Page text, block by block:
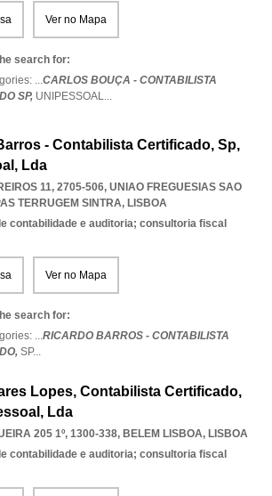
Ver no Mapa
search for:
...CARLOS BOUÇA - CONTABILISTA
SP, UNIPESSOAL...
- Contabilista Certificado, Sp,
Lda
11, 2705-506, UNIAO FREGUESIAS SAO
TERRUGEM SINTRA, LISBOA
contabilidade e auditoria; consultoria fiscal
Ver no Mapa
search for:
...RICARDO BARROS - CONTABILISTA
SP...
Lopes, Contabilista Certificado,
Lda
205 1º, 1300-338, BELEM LISBOA, LISBOA
contabilidade e auditoria; consultoria fiscal